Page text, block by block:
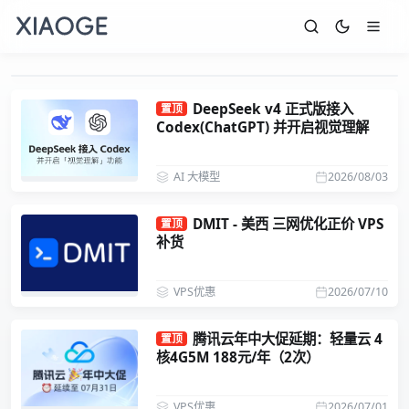
置顶
DeepSeek v4 正式版接入
Codex(ChatGPT) 并开启视觉理解
2026/08/03
AI 大模型
置顶
DMIT - 美西 三网优化正价 VPS
补货
2026/07/10
VPS优惠
置顶
腾讯云年中大促延期：轻量云 4
核4G5M 188元/年（2次）